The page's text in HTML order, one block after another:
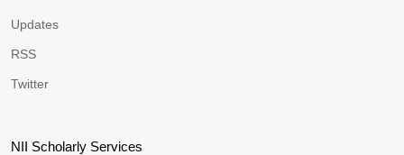
Updates
RSS
Twitter
NII Scholarly Services